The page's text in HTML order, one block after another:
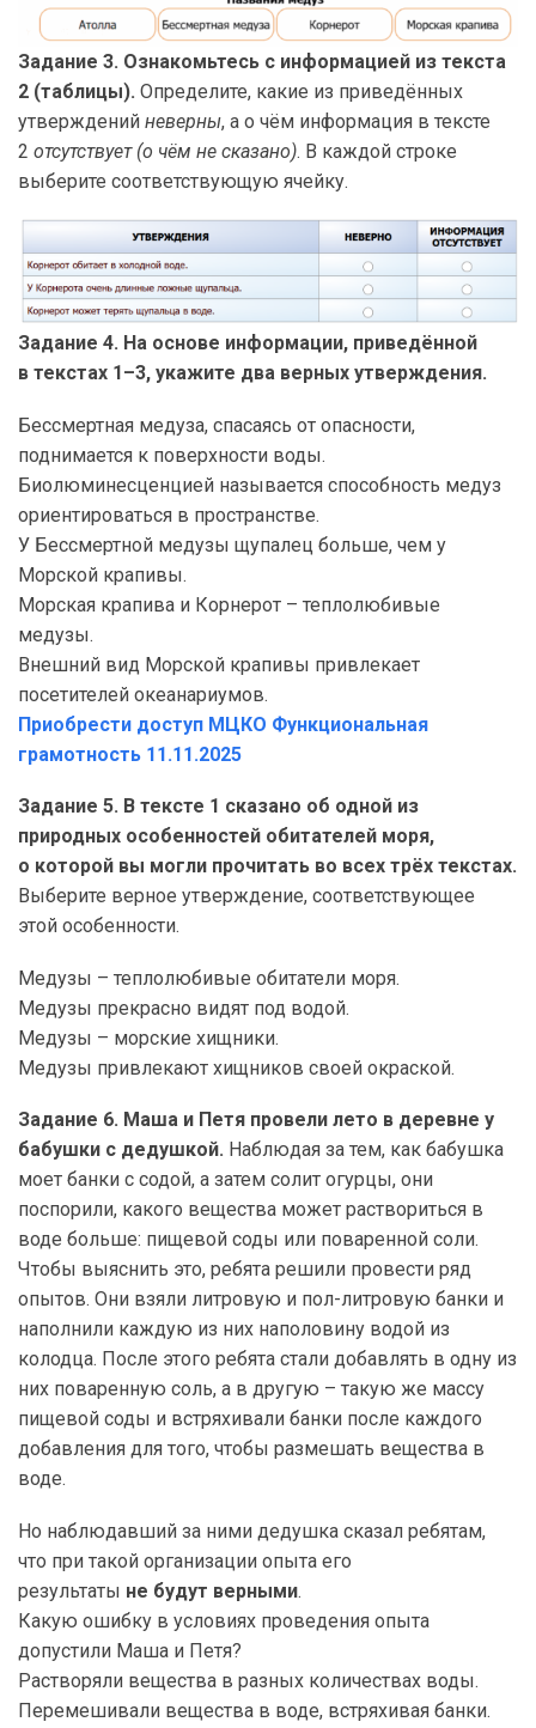
Задание 3. Ознакомьтесь с информацией из текста
2 (таблицы). Определите, какие из приведённых
утверждений неверны, а о чём информация в тексте
2 отсутствует (о чём не сказано). В каждой строке
выберите соответствующую ячейку.
Задание 4. На основе информации, приведённой
в текстах 1–3, укажите два верных утверждения.
Бессмертная медуза, спасаясь от опасности,
поднимается к поверхности воды.
Биолюминесценцией называется способность медуз
ориентироваться в пространстве.
У Бессмертной медузы щупалец больше, чем у
Морской крапивы.
Морская крапива и Корнерот – теплолюбивые
медузы.
Внешний вид Морской крапивы привлекает
посетителей океанариумов.
Приобрести доступ МЦКО Функциональная
грамотность 11.11.2025
Задание 5. В тексте 1 сказано об одной из
природных особенностей обитателей моря,
о которой вы могли прочитать во всех трёх текстах.
Выберите верное утверждение, соответствующее
этой особенности.
Медузы – теплолюбивые обитатели моря.
Медузы прекрасно видят под водой.
Медузы – морские хищники.
Медузы привлекают хищников своей окраской.
Задание 6. Маша и Петя провели лето в деревне у
бабушки с дедушкой. Наблюдая за тем, как бабушка
моет банки с содой, а затем солит огурцы, они
поспорили, какого вещества может раствориться в
воде больше: пищевой соды или поваренной соли.
Чтобы выяснить это, ребята решили провести ряд
опытов. Они взяли литровую и пол-литровую банки и
наполнили каждую из них наполовину водой из
колодца. После этого ребята стали добавлять в одну из
них поваренную соль, а в другую – такую же массу
пищевой соды и встряхивали банки после каждого
добавления для того, чтобы размешать вещества в
воде.
Но наблюдавший за ними дедушка сказал ребятам,
что при такой организации опыта его
результаты не будут верными.
Какую ошибку в условиях проведения опыта
допустили Маша и Петя?
Растворяли вещества в разных количествах воды.
Перемешивали вещества в воде, встряхивая банки.